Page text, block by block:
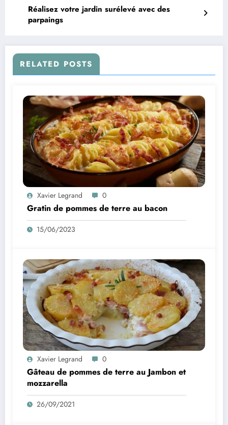
Réalisez votre jardin surélevé avec des
parpaings
RELATED POSTS
Xavier Legrand 0
Gratin de pommes de terre au bacon
15/06/2023
Xavier Legrand 0
Gâteau de pommes de terre au Jambon et
mozzarella
26/09/2021